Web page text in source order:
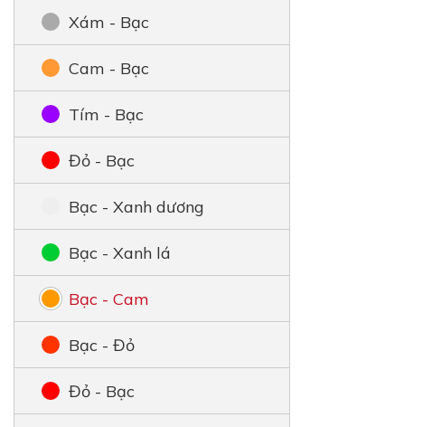
Xám - Bạc
Cam - Bạc
Tím - Bạc
Đỏ - Bạc
Bạc - Xanh dương
Bạc - Xanh lá
Bạc - Cam
Bạc - Đỏ
Đỏ - Bạc